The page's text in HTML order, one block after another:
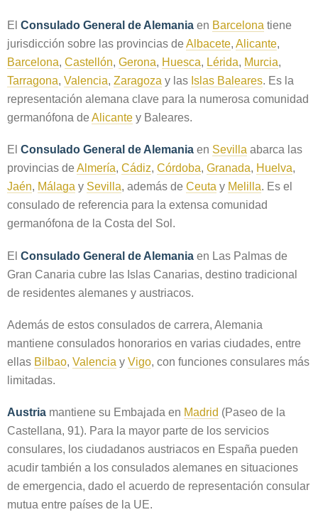
El Consulado General de Alemania en Barcelona tiene
jurisdicción sobre las provincias de Albacete, Alicante,
Barcelona, Castellón, Gerona, Huesca, Lérida, Murcia,
Tarragona, Valencia, Zaragoza y las Islas Baleares. Es la
representación alemana clave para la numerosa comunidad
germanófona de Alicante y Baleares.
El Consulado General de Alemania en Sevilla abarca las
provincias de Almería, Cádiz, Córdoba, Granada, Huelva,
Jaén, Málaga y Sevilla, además de Ceuta y Melilla. Es el
consulado de referencia para la extensa comunidad
germanófona de la Costa del Sol.
El Consulado General de Alemania en Las Palmas de
Gran Canaria cubre las Islas Canarias, destino tradicional
de residentes alemanes y austriacos.
Además de estos consulados de carrera, Alemania
mantiene consulados honorarios en varias ciudades, entre
ellas Bilbao, Valencia y Vigo, con funciones consulares más
limitadas.
Austria mantiene su Embajada en Madrid (Paseo de la
Castellana, 91). Para la mayor parte de los servicios
consulares, los ciudadanos austriacos en España pueden
acudir también a los consulados alemanes en situaciones
de emergencia, dado el acuerdo de representación consular
mutua entre países de la UE.